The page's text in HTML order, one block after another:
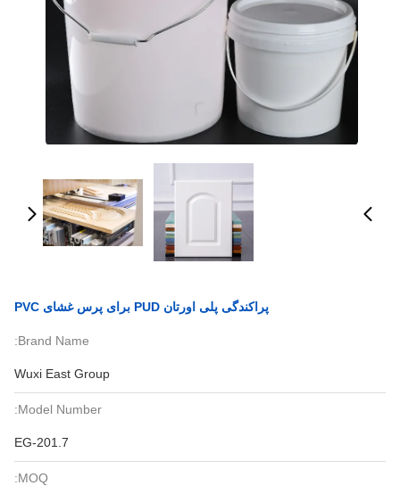
پراکندگی پلی اورتان PUD برای پرس غشای PVC
Brand Name:
Wuxi East Group
Model Number:
EG-201.7
MOQ: